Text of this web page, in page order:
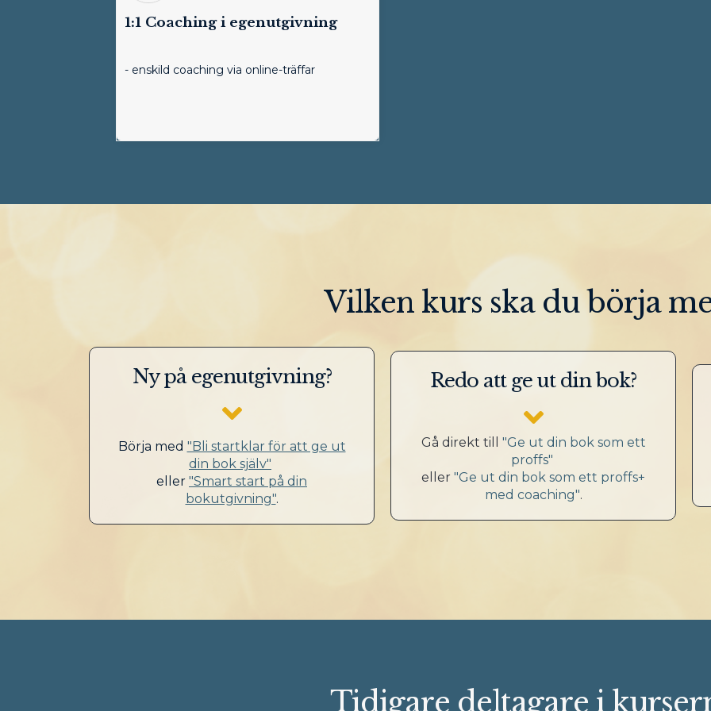
1:1 Coaching i egenutgivning
- enskild coaching via online-träffar
Vilken kurs ska du börja
Ny på egenutgivning?
Börja med "Bli startklar för att ge ut
din bok själv"
eller "Smart start på din
bokutgivning".
Redo att ge ut din bok?
Gå direkt till "Ge ut din bok som ett
proffs"
eller "Ge ut din bok som ett proffs+
med coaching".
Tidigare deltagare i